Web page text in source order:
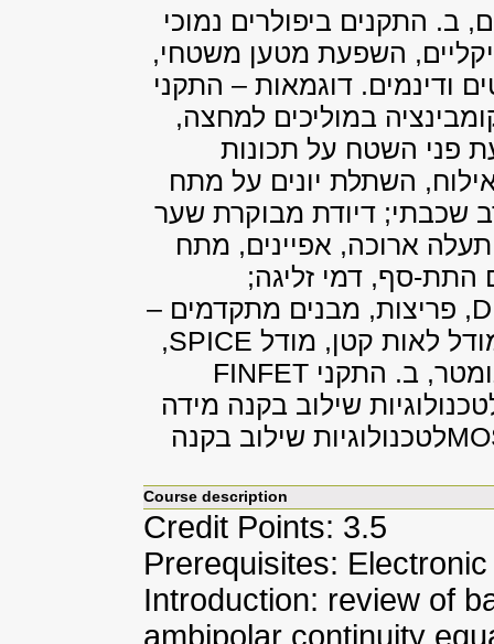
ב. התקנים ביפולרים נמוכי
השפעת מטען משטחי,
ודינמים. דוגמאות – התקני
במוליכים למחצה,
פני השטח על תכונות
השתלת יונים על מתח
שכבתי; דיודת מבוקרת שער
ארוכה, אפיינים, מתח
התת-סף, דמי זליגה;
, פריצות, מבנים מתקדמים –
לאות קטן, מודל SPICE
,
FINFET
שילוב בקנה מידה
לטכנולוגיות שילוב בקנה
Course description
Credit Points: 3.5
Prerequisites:
Introduction: review of
ambipolar continuity